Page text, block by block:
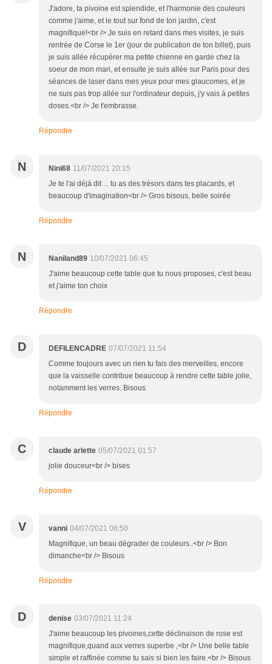
J'adore, ta pivoine est splendide, et l'harmonie des couleurs
comme j'aime, et le tout sur fond de ton jardin, c'est
magnifique!<br /> Je suis en retard dans mes visites, je suis
rentrée de Corse le 1er (jour de publication de ton billet), puis
je suis allée récupérer ma petite chienne en garde chez la
soeur de mon mari, et ensuite je suis allée sur Paris pour des
séances de laser dans mes yeux pour mes glaucomes, et je
ne suis pas trop allée sur l'ordinateur depuis, j'y vais à petites
doses.<br /> Je t'embrasse.
Répondre
N Nini68 11/07/2021 20:15
Je te l'ai déjà dit ... tu as des trésors dans tes placards, et
beaucoup d'imagination<br /> Gros bisous, belle soirée
Répondre
N Naniland89 10/07/2021 06:45
J'aime beaucoup cette table que tu nous proposes, c'est beau
et j'aime ton choix
Répondre
D DEFILENCADRE 07/07/2021 11:54
Comme toujours avec un rien tu fais des merveilles, encore
que la vaisselle contribue beaucoup à rendre cette table jolie,
notamment les verres. Bisous
Répondre
C claude arlette 05/07/2021 01:57
jolie douceur<br /> bises
Répondre
V vanni 04/07/2021 06:50
Magnifique, un beau dégrader de couleurs..<br /> Bon
dimanche<br /> Bisous
Répondre
D denise 03/07/2021 11:24
J'aime beaucoup les pivoines,cette déclinaison de rose est
magnifique,quand aux verres superbe ,<br /> Une belle table
simple et raffinée comme tu sais si bien les faire.<br /> Bisous